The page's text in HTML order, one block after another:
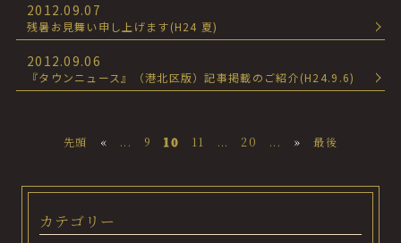
2012.09.07
残暑お見舞い申し上げます(H24 夏)
2012.09.06
『タウンニュース』（港北区版）記事掲載のご紹介(H24.9.6)
先頭 « ... 9 10 11 ... 20 ... » 最後
カテゴリー